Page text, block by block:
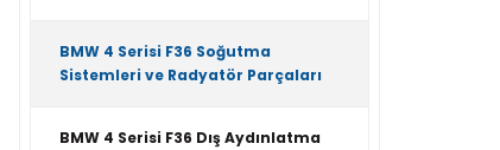
BMW 4 Serisi F36 Soğutma
Sistemleri ve Radyatör Parçaları
BMW 4 Serisi F36 Dış Aydınlatma